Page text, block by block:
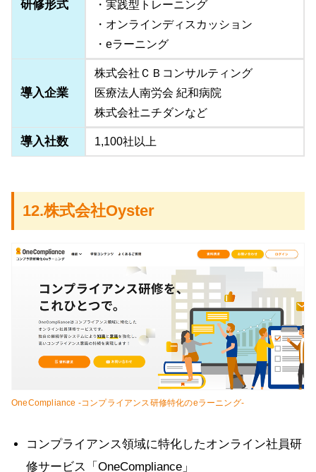
研修形式
・実践型トレーニング
・オンラインディスカッション
・eラーニング
導入企業
株式会社ＣＢコンサルティング
医療法人南労会 紀和病院
株式会社ニチダンなど
導入社数 1,100社以上
12.株式会社Oyster
OneCompliance -コンプライアンス研修特化のeラーニング-
コンプライアンス領域に特化したオンライン社員研
修サービス「OneCompliance」